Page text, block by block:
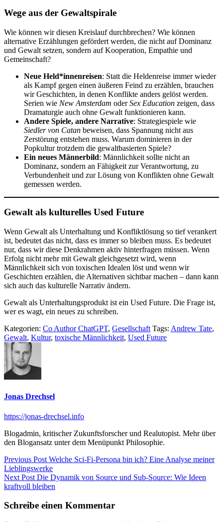
Wege aus der Gewaltspirale
Wie können wir diesen Kreislauf durchbrechen? Wie können
alternative Erzählungen gefördert werden, die nicht auf Dominanz
und Gewalt setzen, sondern auf Kooperation, Empathie und
Gemeinschaft?
Neue Held*innenreisen: Statt die Heldenreise immer wieder
als Kampf gegen einen äußeren Feind zu erzählen, brauchen
wir Geschichten, in denen Konflikte anders gelöst werden.
Serien wie New Amsterdam oderSex Education zeigen, dass
Dramaturgie auch ohne Gewalt funktionieren kann.
Andere Spiele, andere Narrative: Strategiespiele wie
Siedler von Catan beweisen, dass Spannung nicht aus
Zerstörung entstehen muss. Warum dominieren in der
Popkultur trotzdem die gewaltbasierten Spiele?
Ein neues Männerbild: Männlichkeit sollte nicht an
Dominanz, sondern an Fähigkeit zur Verantwortung, zu
Verbundenheit und zur Lösung von Konflikten ohne Gewalt
gemessen werden.
Gewalt als kulturelles Used Future
Wenn Gewalt als Unterhaltung und Konfliktlösung so tief verankert
ist, bedeutet das nicht, dass es immer so bleiben muss. Es bedeutet
nur, dass wir diese Denkrahmen aktiv hinterfragen müssen. Wenn
Erfolg nicht mehr mit Gewalt gleichgesetzt wird, wenn
Männlichkeit sich von toxischen Idealen löst und wenn wir
Geschichten erzählen, die Alternativen sichtbar machen – dann kann
sich auch das kulturelle Narrativ ändern.
Gewalt als Unterhaltungsprodukt ist ein Used Future. Die Frage ist,
wer es wagt, ein neues zu schreiben.
Kategorien: Co Author ChatGPT, Gesellschaft Tags: Andrew Tate,
Gewalt, Kultur, toxische Männlichkeit, Used Future
Jonas Drechsel
https://jonas-drechsel.info
Blogadmin, kritischer Zukunftsforscher und Realutopist. Mehr über
den Blogansatz unter dem Menüpunkt Philosophie.
Beitragsnavigation
Previous Post Previous
post:
Welche Sci-Fi-Persona bin ich? Eine Analyse meiner
Lieblingswerke
Next Post Next
post:
Die Dynamik von Source und Sub-Source: Wie Ideen
kraftvoll bleiben
Schreibe einen Kommentar